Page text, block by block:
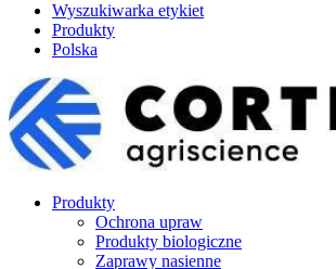
Wyszukiwarka etykiet
Produkty
Polska
Produkty
Ochrona upraw
Produkty biologiczne
Zaprawy nasienne